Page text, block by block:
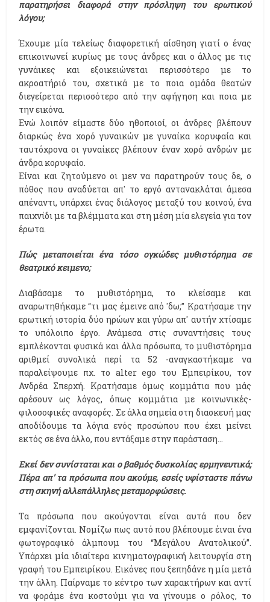
παρατηρήσει διαφορά στην πρόσληψη του ερωτικού
λόγου;
Έχουμε μία τελείως διαφορετική αίσθηση γιατί ο ένας
επικοινωνεί κυρίως με τους άνδρες και ο άλλος με τις
γυνάικες και εξοικειώνεται περισσότερο με το
ακροατήριό του, σχετικά με το ποια ομάδα θεατών
διεγείρεται περισσότερο από την αφήγηση και ποια με
την εικόνα.
Ενώ λοιπόν είμαστε δύο ηθοποιοί, οι άνδρες βλέπουν
διαρκώς ένα χορό γυναικών με γυναίκα κορυφαία και
ταυτόχρονα οι γυναίκες βλέπουν έναν χορό ανδρών με
άνδρα κορυφαίο.
Είναι και ζητούμενο οι μεν να παρατηρούν τους δε, ο
πόθος που αναδύεται απ' το εργό αντανακλάται άμεσα
απέναντι, υπάρχει ένας διάλογος μεταξύ του κοινού, ένα
παιχνίδι με τα βλέμματα και στη μέση μία ελεγεία για τον
έρωτα.
Πώς μεταποιείται ένα τόσο ογκώδες μυθιστόρημα σε
θεατρικό κειμενο;
Διαβάσαμε το μυθιστόρημα, το κλείσαμε και
αναρωτηθήκαμε “τι μας έμεινε από 'δω;” Κρατήσαμε την
ερωτική ιστορία δύο ηρώων και γύρω απ' αυτήν χτίσαμε
το υπόλοιπο έργο. Ανάμεσα στις συναντήσεις τους
εμπλέκονται φυσικά και άλλα πρόσωπα, το μυθιστόρημα
αριθμεί συνολικά περί τα 52 -αναγκαστήκαμε να
παραλείψουμε πχ. το alter ego του Εμπειρίκου, τον
Ανδρέα Σπερχή. Κρατήσαμε όμως κομμάτια που μάς
αρέσουν ως λόγος, όπως κομμάτια με κοινωνικές-
φιλοσοφικές αναφορές. Σε άλλα σημεία στη διασκευή μας
αποδίδουμε τα λόγια ενός προσώπου που έχει μείνει
εκτός σε ένα άλλο, που εντάξαμε στην παράσταση...
Εκεί δεν συνίσταται και ο βαθμός δυσκολίας ερμηνευτικά;
Πέρα απ' τα πρόσωπα που ακούμε, εσείς υφίσταστε πάνω
στη σκηνή αλλεπάλληλες μεταμορφώσεις.
Τα πρόσωπα που ακούγονται είναι αυτά που δεν
εμφανίζονται. Νομίζω πως αυτό που βλέπουμε έιναι ένα
φωτογραφικό άλμπουμ του “Μεγάλου Ανατολικού”.
Υπάρχει μία ιδιαίτερα κινηματογραφική λειτουργία στη
γραφή του Εμπειρίκου. Εικόνες που ξεπηδάνε η μία μετά
την άλλη. Παίρναμε το κέντρο των χαρακτήρων και αντί
να φοράμε ένα κοστούμι για να γίνουμε ο ρόλος, το